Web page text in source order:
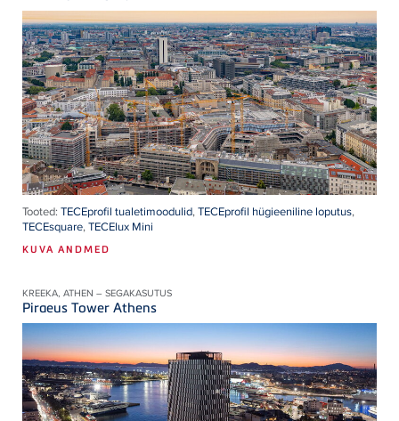
Tooted: TECEprofil tualetimoodulid,TECEprofil hügieeniline loputus,
TECEsquare,TECElux Mini
KUVA ANDMED
KREEKA, ATHEN – SEGAKASUTUS
Piraeus Tower Athens